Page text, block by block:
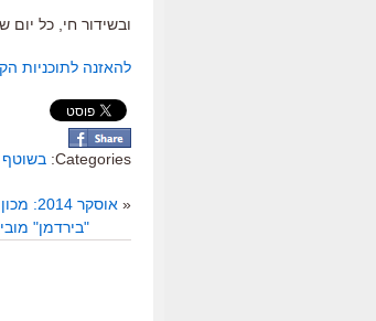
ובשידור חי, כל יום
להאזנה לתוכניות
Categories: בשוטף
« אוסקר 2014: מכון הקולנוע האמריקאי בחר את סרטי השנה
"בירדמן"